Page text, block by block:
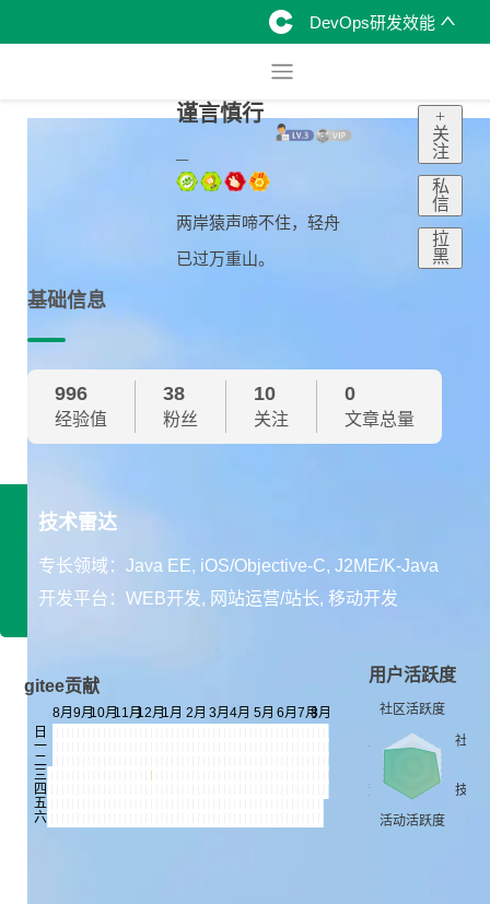
DevOps研发效能
谨言慎行
两岸猿声啼不住，轻舟
已过万重山。
+
关
注
私
信
拉
黑
基础信息
996
经验值
38
粉丝
10
关注
0
文章总量
技术雷达
专长领域：Java EE, iOS/Objective-C, J2ME/K-Java
开发平台：WEB开发, 网站运营/站长, 移动开发
gitee贡献
用户活跃度